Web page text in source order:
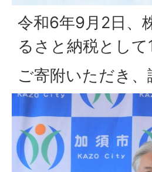
令和6年9月2日、
るさと納税とし
ご寄附いただき